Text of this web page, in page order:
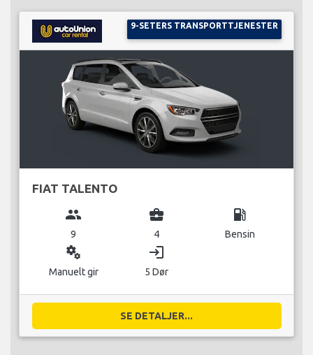
9-SETERS TRANSPORTTJENESTER
FIAT TALENTO
group
9
business_center
4
local_gas_station
Bensin
miscellaneous_services
Manuelt gir
login
5 Dør
SE DETALJER...